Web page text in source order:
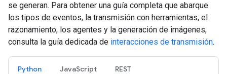
se generan. Para obtener una guía completa que abarque
los tipos de eventos, la transmisión con herramientas, el
razonamiento, los agentes y la generación de imágenes,
consulta la guía dedicada de interacciones de transmisión.
Python JavaScript REST